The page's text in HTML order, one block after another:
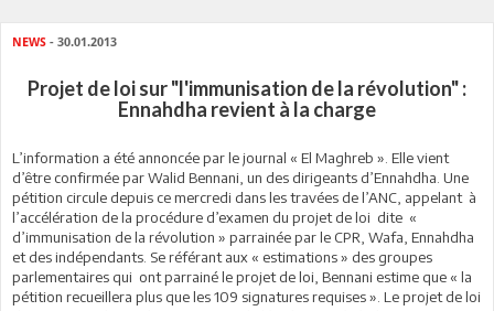
NEWS - 30.01.2013
Projet de loi sur "l'immunisation de la révolution" :
Ennahdha revient à la charge
L’information a été annoncée par le journal « El Maghreb ». Elle vient
d’être confirmée par Walid Bennani, un des dirigeants d’Ennahdha. Une
pétition circule depuis ce mercredi dans les travées de l’ANC, appelant à
l’accélération de la procédure d’examen du projet de loi dite «
d’immunisation de la révolution » parrainée par le CPR, Wafa, Ennahdha
et des indépendants. Se référant aux « estimations » des groupes
parlementaires qui ont parrainé le projet de loi, Bennani estime que « la
pétition recueillera plus que les 109 signatures requises ». Le projet de loi